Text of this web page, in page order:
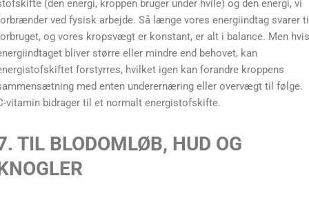
(den energi, kroppen bruger under hvile) og den energi, vi
ved fysisk arbejde. Så længe vores energiindtag svarer
og vores kropsvægt er konstant, er alt i balance. Men hvis
bliver større eller mindre end behovet, kan
forstyrres, hvilket igen kan forandre kroppens
med enten underernæring eller overvægt til følge.
vitamin bidrager til et normalt energistofskifte.
TIL BLODOMLØB, HUD OG